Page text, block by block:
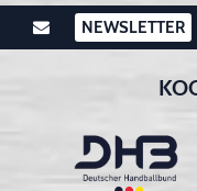
NEWSLETTER